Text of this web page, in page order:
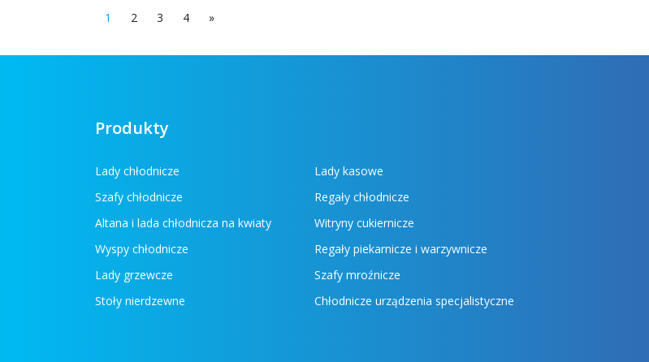
1 2 3 4 »
Produkty
Lady chłodnicze
Lady kasowe
Szafy chłodnicze
Regały chłodnicze
Altana i lada chłodnicza na kwiaty
Witryny cukiernicze
Wyspy chłodnicze
Regały piekarnicze i warzywnicze
Lady grzewcze
Szafy mroźnicze
Stoły nierdzewne
Chłodnicze urządzenia specjalistyczne